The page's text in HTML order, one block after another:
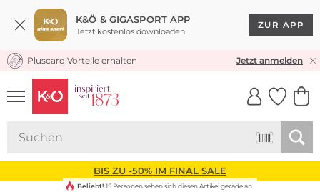
K&Ö & GIGASPORT APP
Jetzt kostenlos downloaden
ZUR APP
KOSTENLOSER VERSAND* & RÜCKVERSAND
Pluscard Vorteile erhalten Jetzt anmelden
UNSERE APP
CLICK &
BIS ZU -50% IM FINAL SALE
Beliebt! 15 Personen sehen sich diesen Artikel gerade an